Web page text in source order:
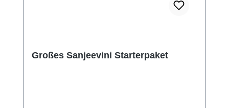
Großes Sanjeevini Starterpaket